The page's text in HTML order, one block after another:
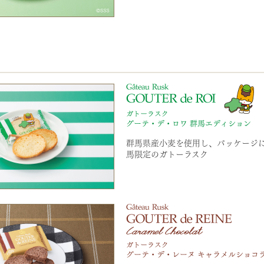
群馬県産小麦を使用し、パッケージ
馬限定のガトーラスク